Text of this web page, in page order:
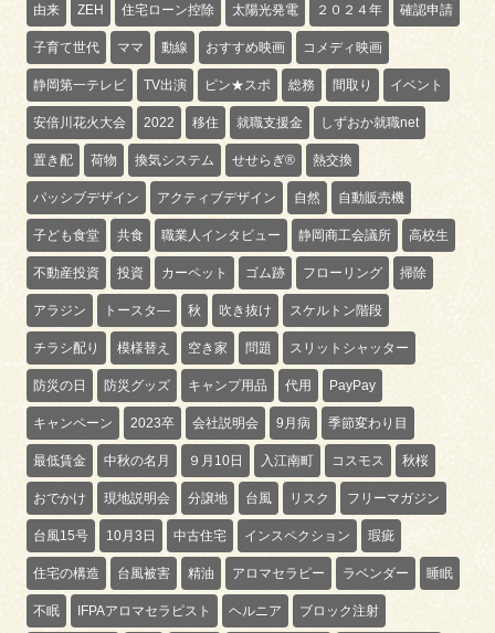
由来 ZEH 住宅ローン控除 太陽光発電 ２０２４年 確認申請
子育て世代 ママ 動線 おすすめ映画 コメディ映画
静岡第一テレビ TV出演 ピン★スポ 総務 間取り イベント
安倍川花火大会 2022 移住 就職支援金 しずおか就職net
置き配 荷物 換気システム せせらぎ® 熱交換
パッシブデザイン アクティブデザイン 自然 自動販売機
子ども食堂 共食 職業人インタビュー 静岡商工会議所 高校生
不動産投資 投資 カーペット ゴム跡 フローリング 掃除
アラジン トースタ― 秋 吹き抜け スケルトン階段
チラシ配り 模様替え 空き家 問題 スリットシャッター
防災の日 防災グッズ キャンプ用品 代用 PayPay
キャンペーン 2023卒 会社説明会 9月病 季節変わり目
最低賃金 中秋の名月 ９月10日 入江南町 コスモス 秋桜
おでかけ 現地説明会 分譲地 台風 リスク フリーマガジン
台風15号 10月3日 中古住宅 インスペクション 瑕疵
住宅の構造 台風被害 精油 アロマセラピー ラベンダー 睡眠
不眠 IFPAアロマセラピスト ヘルニア ブロック注射